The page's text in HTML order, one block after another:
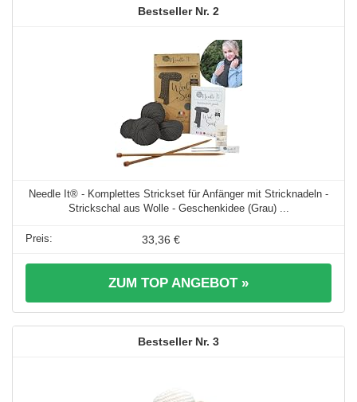
2
Needle It® - Komplettes Strickset für Anfänger mit Stricknadeln -
Strickschal aus Wolle - Geschenkidee (Grau) ...
33,36 €
ZUM TOP ANGEBOT »
3